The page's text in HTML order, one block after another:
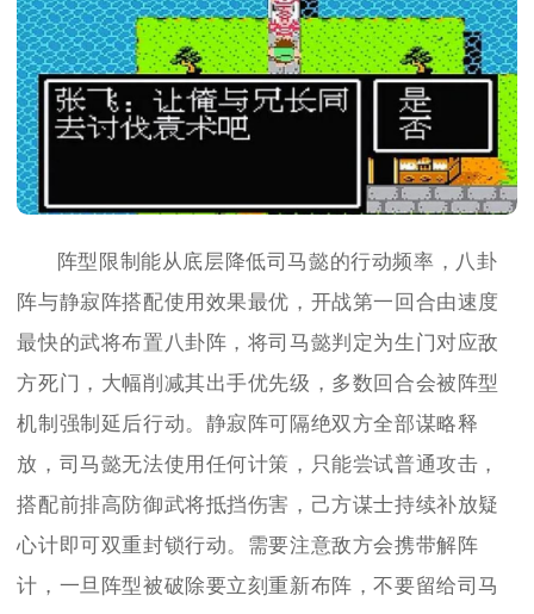
阵型限制能从底层降低司马懿的行动频率，八卦
阵与静寂阵搭配使用效果最优，开战第一回合由速度
最快的武将布置八卦阵，将司马懿判定为生门对应敌
方死门，大幅削减其出手优先级，多数回合会被阵型
机制强制延后行动。静寂阵可隔绝双方全部谋略释
放，司马懿无法使用任何计策，只能尝试普通攻击，
搭配前排高防御武将抵挡伤害，己方谋士持续补放疑
心计即可双重封锁行动。需要注意敌方会携带解阵
计，一旦阵型被破除要立刻重新布阵，不要留给司马